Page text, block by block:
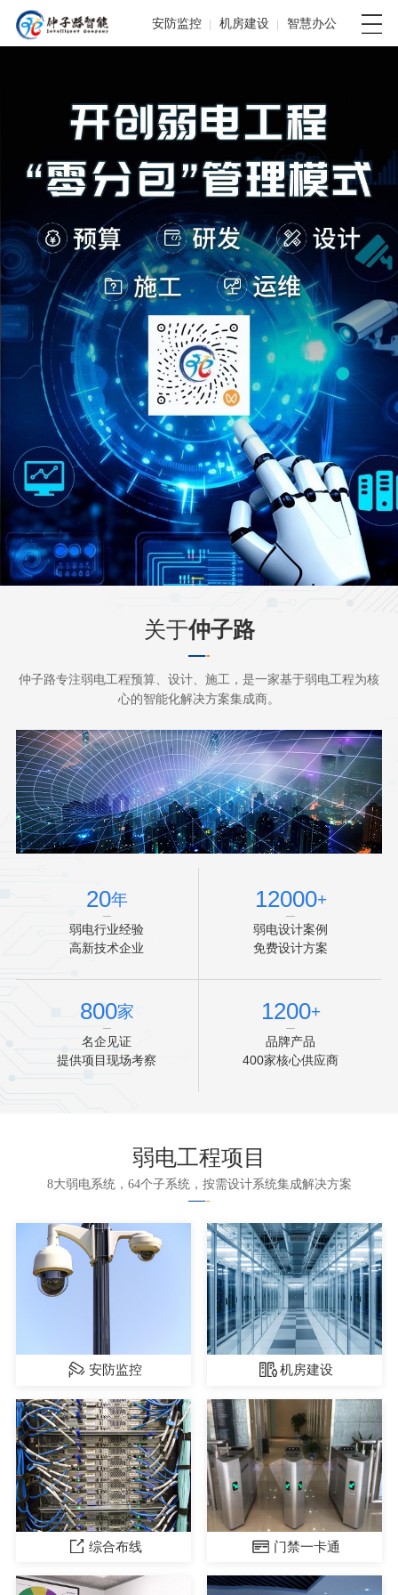
安防监控 机房建设 智慧办公
关于仲子路
仲子路专注弱电工程预算、设计、施工，是一家基于弱电工程为核
心的智能化解决方案集成商。
20年
弱电行业经验
高新技术企业
12000+
弱电设计案例
免费设计方案
800家
名企见证
提供项目现场考察
1200+
品牌产品
400家核心供应商
弱电工程项目
8大弱电系统，64个子系统，按需设计系统集成解决方案
安防监控 机房建设
综合布线 门禁一卡通